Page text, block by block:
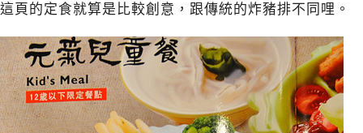
這頁的定食就算是比較創意，跟傳統的炸豬排不同哩。